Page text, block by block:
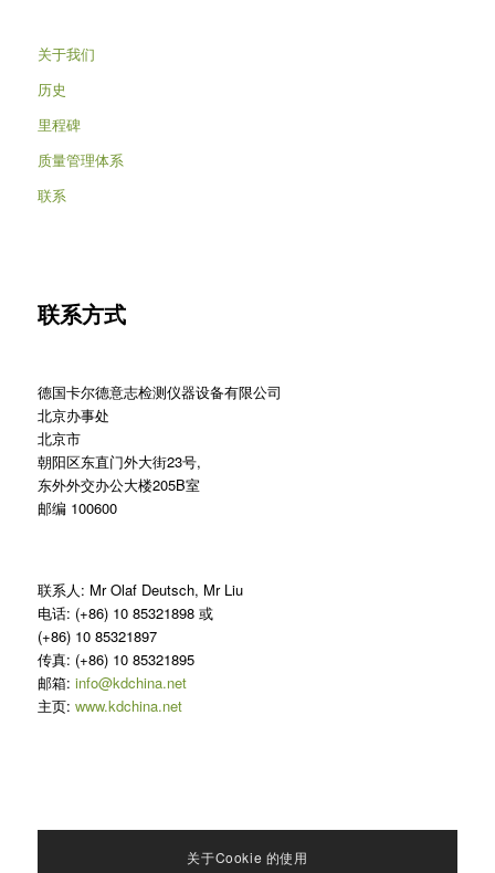
关于我们
历史
里程碑
质量管理体系
联系
联系方式
德国卡尔德意志检测仪器设备有限公司
北京办事处
北京市
朝阳区东直门外大街23号,
东外外交办公大楼205B室
邮编 100600
联系人: Mr Olaf Deutsch, Mr Liu
电话: (+86) 10 85321898 或
(+86) 10 85321897
传真: (+86) 10 85321895
邮箱: info@kdchina.net
主页: www.kdchina.net
关于Cookie 的使用